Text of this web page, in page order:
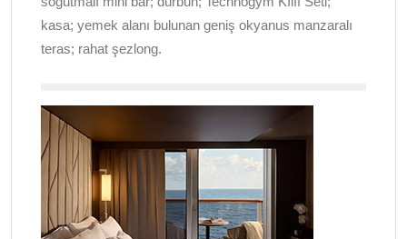
kasa; yemek alanı bulunan geniş okyanus manzaralı
teras; rahat şezlong.